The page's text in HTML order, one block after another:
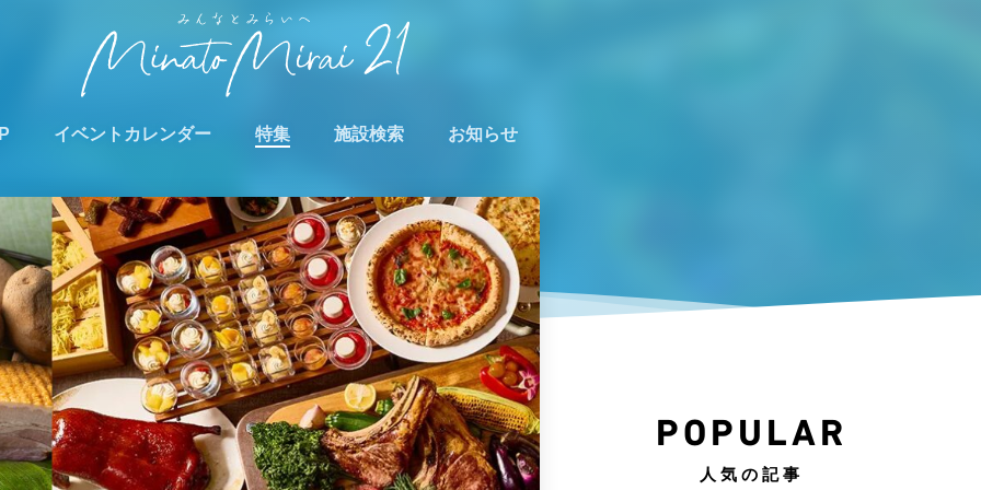
イベントカレンダー 特集 施設検索 お知らせ
POPULAR
人気の記事